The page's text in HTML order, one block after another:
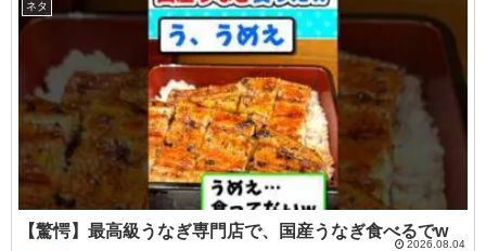
ネタ
【驚愕】最高級うなぎ専門店で、国産うなぎ食べるでw
2026.08.04